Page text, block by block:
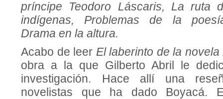
príncipe Teodoro Láscaris, La ruta
indígenas, Problemas de la
Drama en la altura.
Acabo de leer El laberinto de la
obra a la que Gilberto Abril le
investigación. Hace allí una
novelistas que ha dado Boyacá.